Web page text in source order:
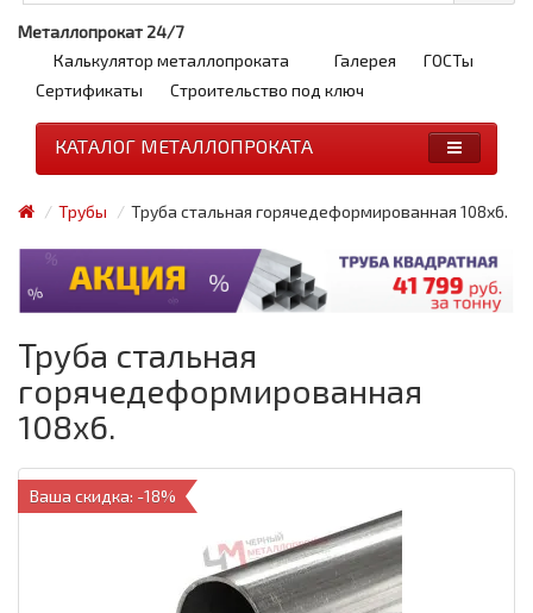
Металлопрокат 24/7
Калькулятор металлопроката
Галерея
ГОСТы
Сертификаты
Строительство под ключ
КАТАЛОГ МЕТАЛЛОПРОКАТА
Трубы Труба стальная горячедеформированная 108x6.
Труба стальная
горячедеформированная
108x6.
Ваша скидка: -18%